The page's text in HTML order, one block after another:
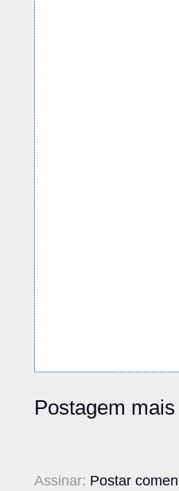
Postagem
Assinar: Postar